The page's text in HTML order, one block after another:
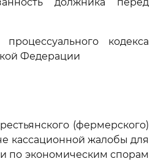
кодекса
Федерации
(фермерского)
кассационной жалобы для
по экономическим спорам